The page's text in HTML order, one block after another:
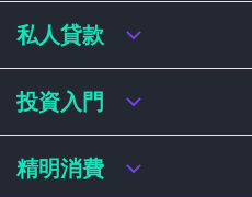
虛擬銀行迎新優惠
虛擬銀行存款利率比較
虛擬銀行銀扣賬卡 / 信用卡
虛擬銀行貸款
私人貸款
私人貸款年利率比較
網上即批貸款
結餘轉戶
稅務貸款
投資入門
港股戶口收費及迎新優惠
精明消費